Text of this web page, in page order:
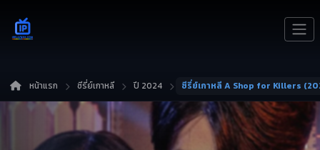
หน้าแรก ซีรี่ย์เกาหลี ปี 2024